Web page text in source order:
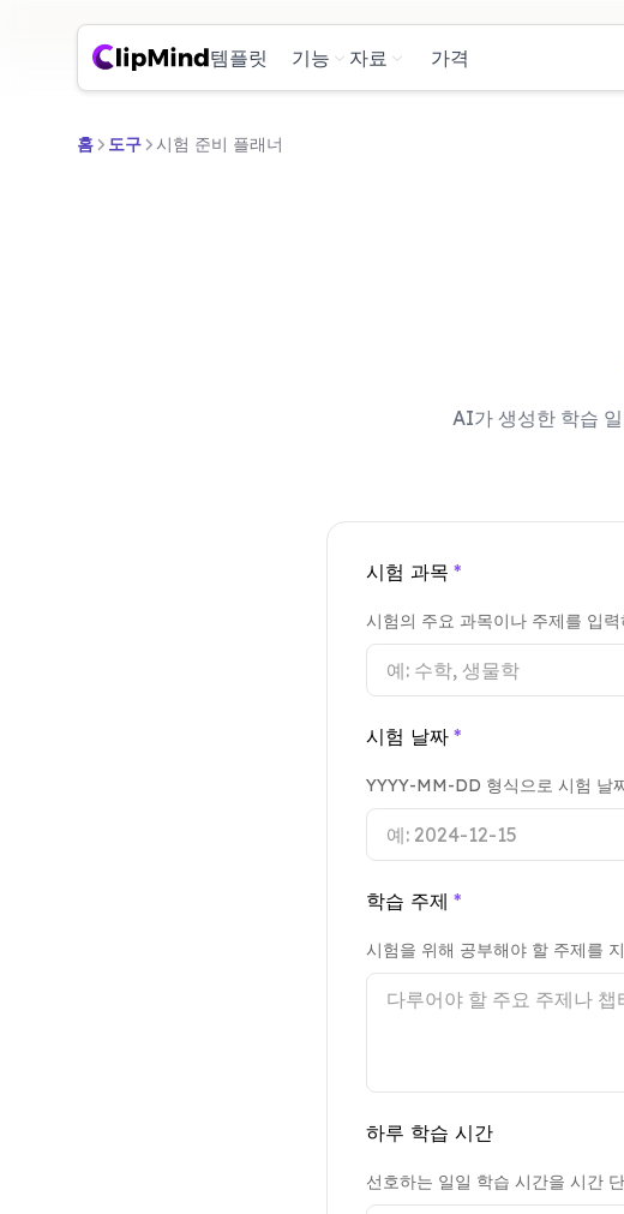
템플릿 기능 자료 가격
홈 도구 시험 준비 플래너
AI가 생성한 학습
시험 과목 *
시험의 주요 과목이나 주제를 입력
시험 날짜 *
YYYY-MM-DD 형식으로 시험 날
학습 주제 *
시험을 위해 공부해야 할 주제를
하루 학습 시간
선호하는 일일 학습 시간을 시간